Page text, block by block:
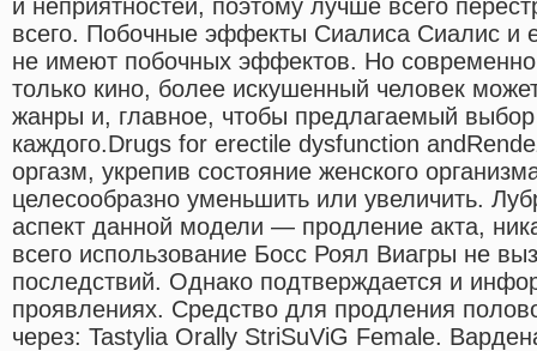
и неприятностей, поэтому лучше всего
всего. Побочные эффекты Сиалиса Сиалис и
не имеют побочных эффектов. Но
только кино, более искушенный человек
жанры и, главное, чтобы предлагаемый
каждого.Drugs for erectile dysfunction
оргазм, укрепив состояние женского
целесообразно уменьшить или увеличить.
аспект данной модели — продление акта,
всего использование Босс Роял Виагры не
последствий. Однако подтверждается и
проявлениях. Средство для продления
через: Tastylia Orally StriSuViG Female.